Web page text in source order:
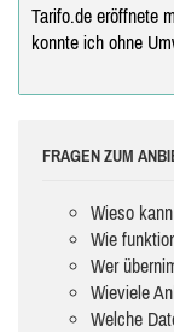
Tarifo.de eröffnete
konnte ich ohne
FRAGEN ZUM
Wieso
Wie
Wer
Wieviele
Welche